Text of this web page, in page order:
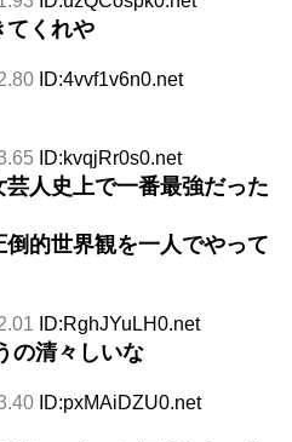
てくれや
ID:4vvf1v6n0.net
ID:kvqjRr0s0.net
人史上で一番最強だった
的世界観を一人でやって
ID:RghJYuLH0.net
の清々しいな
ID:pxMAiDZU0.net